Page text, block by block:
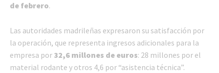
de febrero.
Las autoridades madrileñas expresaron su satisfacción por
la operación, que representa ingresos adicionales para la
empresa por 32,6 millones de euros: 28 millones por el
material rodante y otros 4,6 por “asistencia técnica”.